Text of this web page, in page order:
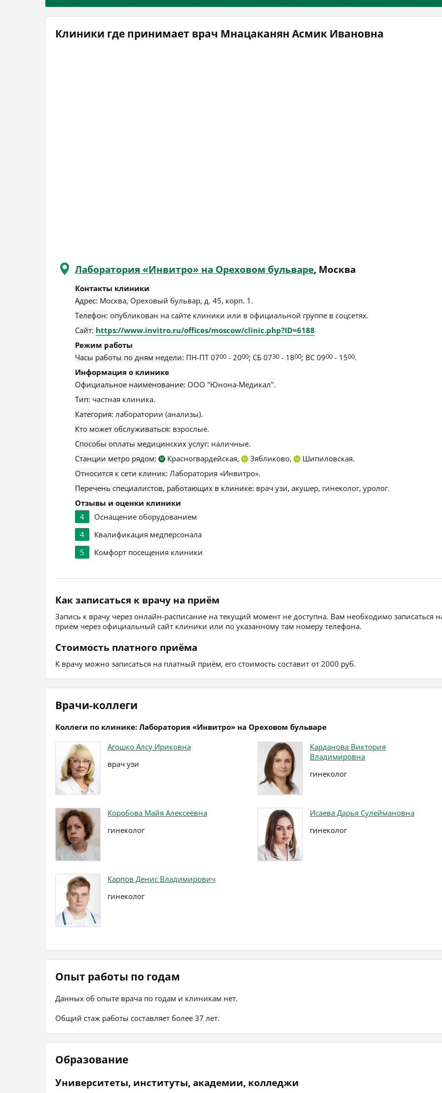
Клиники где принимает врач Мнацаканян Асмик Ивановна
Лаборатория «Инвитро» на Ореховом бульваре, Москва
Контакты клиники
Адрес: Москва, Ореховый бульвар, д. 45, корп. 1 .
Телефон: опубликован на сайте клиники или в официальной группе в соцсетях.
Сайт: https://www.invitro.ru/offices/moscow/clinic.php?ID=6188
Режим работы
Часы работы по дням недели: ПН-ПТ 0700 - 2000; СБ 0730 - 1800; ВС 0900 - 1500.
Информация о клинике
Официальное наименование: ООО "Юнона-Медикал".
Тип: частная клиника.
Категория: лаборатории (анализы).
Кто может обслуживаться: взрослые.
Способы оплаты медицинских услуг: наличные.
Станции метро рядом:
М Красногвардейская, М Зябликово, М
Шипиловская.
Относится к сети клиник: Лаборатория «Инвитро».
Перечень специалистов, работающих в клинике: врач узи, акушер, гинеколог, уролог.
Отзывы и оценки клиники
4
Оснащение оборудованием
4
Квалификация медперсонала
5
Комфорт посещения клиники
Как записаться к врачу на приём
Запись к врачу через онлайн-расписание на текущий момент не доступна. Вам необходимо записаться
приём через официальный сайт клиники или по указанному там номеру телефона.
Стоимость платного приёма
К врачу можно записаться на платный приём, его стоимость составит от 2000 руб.
Врачи-коллеги
Коллеги по клинике: Лаборатория «Инвитро» на Ореховом бульваре
Агошко Алсу Ириковна
врач узи
Карданова Виктория
Владимировна
гинеколог
Коробова Майя Алексеевна
гинеколог
Исаева Дарья Сулеймановна
гинеколог
Карпов Денис Владимирович
гинеколог
Опыт работы по годам
Данных об опыте врача по годам и клиникам нет.
Общий стаж работы составляет более 37 лет.
Образование
Университеты, институты, академии, колледжи